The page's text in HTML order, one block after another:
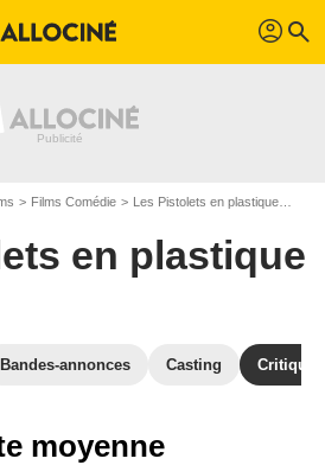
profil search
Films Comédie Les Pistolets en plastique
en plastique
Bandes-annonces Casting
moyenne